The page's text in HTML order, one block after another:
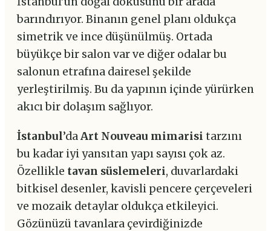
barındırıyor. Binanın genel planı oldukça
simetrik ve ince düşünülmüş. Ortada
büyükçe bir salon var ve diğer odalar bu
salonun etrafına dairesel şekilde
yerleştirilmiş. Bu da yapının içinde yürürken
akıcı bir dolaşım sağlıyor.
İstanbul’daArt Nouveau mimarisi tarzını
bu kadar iyi yansıtan yapı sayısı çok az.
Özellikle tavan süslemeleri, duvarlardaki
bitkisel desenler, kavisli pencere çerçeveleri
ve mozaik detaylar oldukça etkileyici.
Gözünüzü tavanlara çevirdiğinizde